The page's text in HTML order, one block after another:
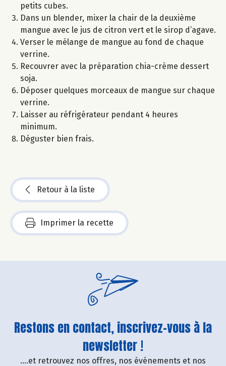
petits cubes.
Dans un blender, mixer la chair de la deuxième
mangue avec le jus de citron vert et le sirop d’agave.
Verser le mélange de mangue au fond de chaque
verrine.
Recouvrer avec la préparation chia-crème dessert
soja.
Déposer quelques morceaux de mangue sur chaque
verrine.
Laisser au réfrigérateur pendant 4 heures
minimum.
Déguster bien frais.
Retour à la liste
Imprimer la recette
Restons en contact, inscrivez-vous à la
newsletter !
....et retrouvez nos offres, nos événements et nos